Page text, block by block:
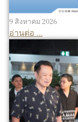
9 สิงหาคม 2026
อ่านต่อ ...